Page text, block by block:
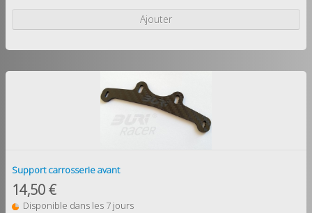
Ajouter
Support carrosserie avant
14,50 €
Disponible dans les 7 jours